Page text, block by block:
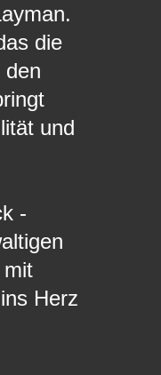
die
den
und
-
mit
Herz